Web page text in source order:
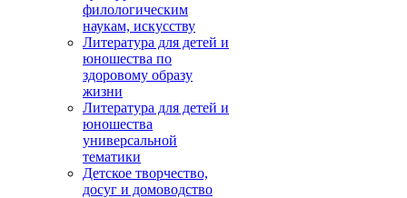
филологическим
наукам, искусству
Литература для детей и
юношества по
здоровому образу
жизни
Литература для детей и
юношества
универсальной
тематики
Детское творчество,
досуг и домоводство